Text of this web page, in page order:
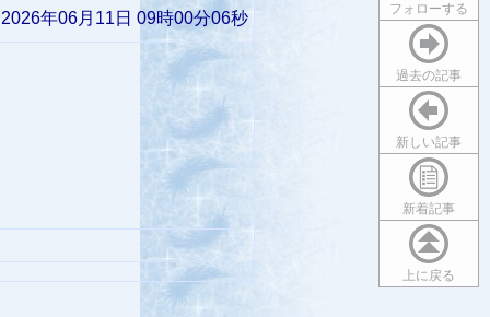
フォローする
過去の記事
新しい記事
新着記事
上に戻る
年06月11日 09時00分06秒